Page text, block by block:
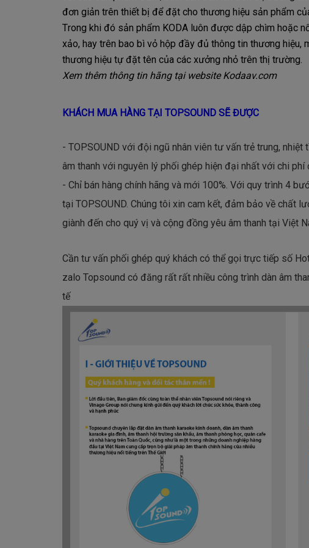
đơn giản trên thiết bị để đặt cho thương hiệu sản phẩm
Trong khi đó sản phẩm KODA luôn được dập chìm hoặc
xảo, hay trên bao bì vỏ hộp đầy đủ thông tin thương hiệu,
thương hiệu tự đặt tên của các xưởng nhỏ trên thị trường.
Xem thêm thông tin hãng tại website Kodaav.com
KHÁCH MUA HÀNG TẠI TOPSOUND SẼ ĐƯỢC
- TOPSOUND với đội ngũ nhân viên tư vấn trẻ trung,
âm thanh với nguyên lý phối ghép hiện đại nhất với chi
- Chỉ bán hàng chính hãng và mới 100%. Với quy trình 4
tại TOPSOUND. Chúng tôi xin cam kết, đảm bảo về chất
giành đến cho quý vị và cộng đồng yêu âm thanh tại Việt
Cần tư vấn phối ghép quý khách có thể gọi trực tiếp số
zalo Topsound có đăng rất rất nhiều công trình dàn âm
tế